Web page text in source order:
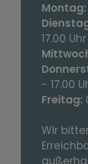
Montag:
17.00 Uhr
- 17.00
Freitag:
Wir